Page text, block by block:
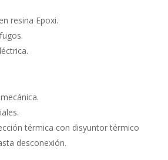
resina Epoxi.
térmica con disyuntor térmico
desconexión.